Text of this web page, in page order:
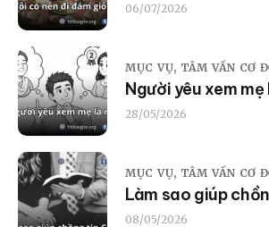
06/07/2026
MỤC VỤ, TÂM VẤN CƠ
Người yêu xem
28/05/2026
MỤC VỤ, TÂM VẤN CƠ
Làm sao giúp
08/05/2026